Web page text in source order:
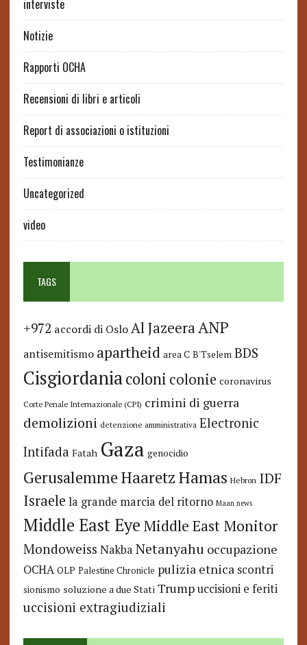
interviste
Notizie
Rapporti OCHA
Recensioni di libri e articoli
Report di associazioni o istituzioni
Testimonianze
Uncategorized
video
TAGS
+972 accordi di Oslo Al JazeeraANP
antisemitismo apartheid area C B'Tselem BDS
Cisgiordaniacoloni colonie coronavirus
Corte Penale Internazionale (CPI) crimini di guerra
demolizioni detenzione amministrativa Electronic
Intifada Fatah Gaza genocidio
GerusalemmeHaaretzHamas Hebron IDF
Israele la grande marcia del ritorno Maan news
Middle East Eye Middle East Monitor
Mondoweiss Nakba Netanyahu occupazione
OCHA OLP Palestine Chronicle pulizia etnica scontri
sionismo soluzione a due Stati Trump uccisioni e feriti
uccisioni extragiudiziali